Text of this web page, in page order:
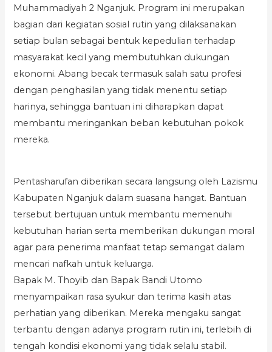
Muhammadiyah 2 Nganjuk. Program ini merupakan
bagian dari kegiatan sosial rutin yang dilaksanakan
setiap bulan sebagai bentuk kepedulian terhadap
masyarakat kecil yang membutuhkan dukungan
ekonomi. Abang becak termasuk salah satu profesi
dengan penghasilan yang tidak menentu setiap
harinya, sehingga bantuan ini diharapkan dapat
membantu meringankan beban kebutuhan pokok
mereka.
Pentasharufan diberikan secara langsung oleh Lazismu
Kabupaten Nganjuk dalam suasana hangat. Bantuan
tersebut bertujuan untuk membantu memenuhi
kebutuhan harian serta memberikan dukungan moral
agar para penerima manfaat tetap semangat dalam
mencari nafkah untuk keluarga.
Bapak M. Thoyib dan Bapak Bandi Utomo
menyampaikan rasa syukur dan terima kasih atas
perhatian yang diberikan. Mereka mengaku sangat
terbantu dengan adanya program rutin ini, terlebih di
tengah kondisi ekonomi yang tidak selalu stabil.